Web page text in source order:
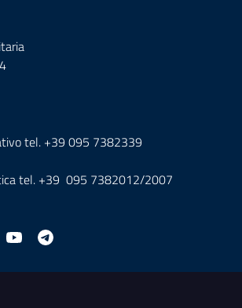
tel. +39 095 7382339
tel. +39 095 7382012/2007
utili